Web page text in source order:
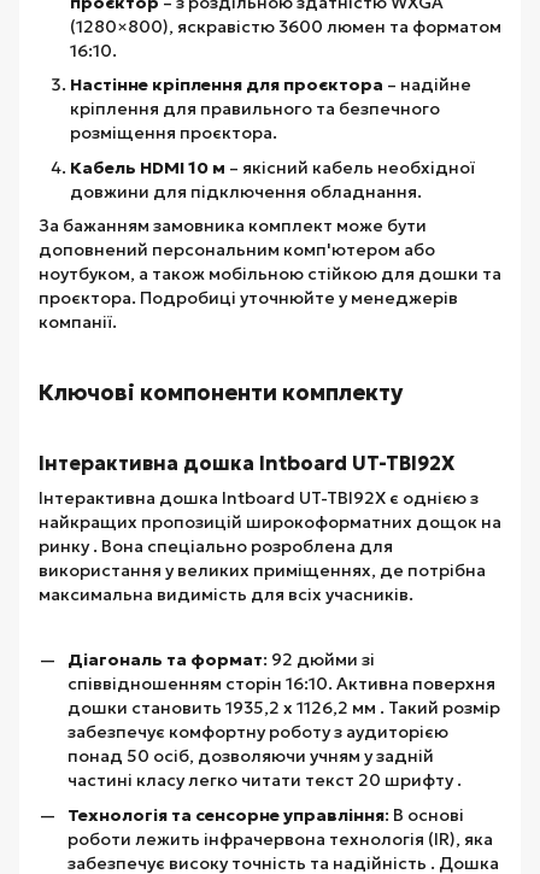
(1280×800), яскравістю 3600 люмен та форматом
16:10.
Настінне кріплення для проєктора – надійне
кріплення для правильного та безпечного
розміщення проєктора.
Кабель HDMI 10 м – якісний кабель необхідної
довжини для підключення обладнання.
За бажанням замовника комплект може бути
доповнений персональним комп'ютером або
ноутбуком, а також мобільною стійкою для дошки та
проєктора. Подробиці уточнюйте у менеджерів
компанії.
Ключові компоненти комплекту
Інтерактивна дошка Intboard UT-TBI92X
Інтерактивна дошка Intboard UT-TBI92X є однією з
найкращих пропозицій широкоформатних дощок на
ринку . Вона спеціально розроблена для
використання у великих приміщеннях, де потрібна
максимальна видимість для всіх учасників.
Діагональ та формат: 92 дюйми зі
співвідношенням сторін 16:10. Активна поверхня
дошки становить 1935,2 x 1126,2 мм . Такий розмір
забезпечує комфортну роботу з аудиторією
понад 50 осіб, дозволяючи учням у задній
частині класу легко читати текст 20 шрифту .
Технологія та сенсорне управління: В основі
роботи лежить інфрачервона технологія (IR), яка
забезпечує високу точність та надійність . Дошка